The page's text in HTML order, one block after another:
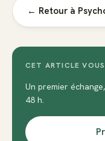
← Retour à
CET ARTICLE
Un premier
48 h.